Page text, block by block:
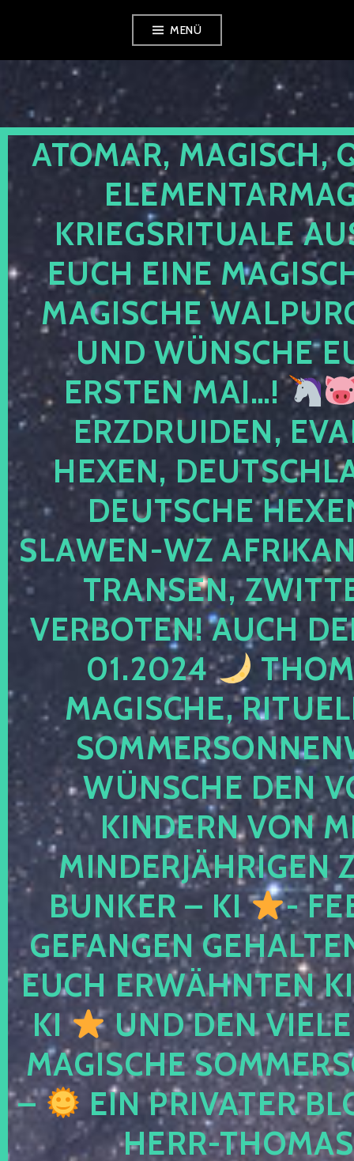
springen
MENÜ
ATOMAR, MAGISCH,
KRIEGSRITUALE
EUCH EINE
MAGISCHE
UND WÜNSCHE
ERSTEN MAI…!
ERZDRUIDEN,
HEXEN,
DEUTSCHE
SLAWEN-WZ
TRANSEN,
VERBOTEN! AUCH
01.2024
MAGISCHE,
WÜNSCHE DEN
KINDERN VON
MINDERJÄHRIGEN
BUNKER – KI
-
GEFANGEN
EUCH ERWÄHNTEN
KI
UND DEN
MAGISCHE
–
EIN PRIVATER
HERR-